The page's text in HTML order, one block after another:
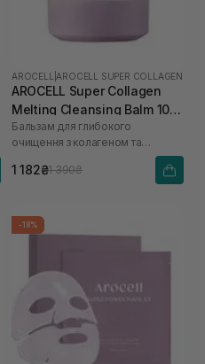
AROCELL AROCELL SUPER COLLAGEN
AROCELL Super Collagen
Melting Cleansing Balm 100
г
Бальзам для глибокого
очищення з колагеном та
1 182₴1 390₴
-18%